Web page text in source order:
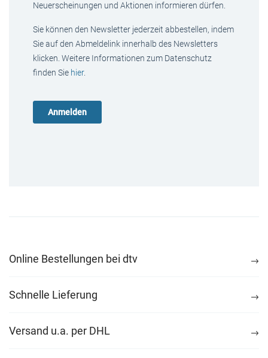
Neuerscheinungen und Aktionen informieren dürfen.
Sie können den Newsletter jederzeit abbestellen, indem
Sie auf den Abmeldelink innerhalb des Newsletters
klicken. Weitere Informationen zum Datenschutz
finden Sie hier.
Online Bestellungen bei dtv
Schnelle Lieferung
Versand u.a. per DHL